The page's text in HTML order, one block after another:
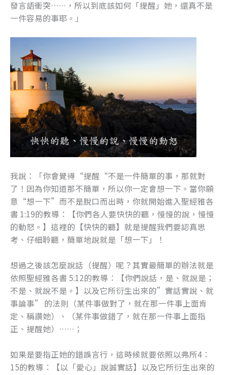
發言語衝突……，所以到底該如何「提醒」她，還真不是
一件容易的事耶。」
我說：「你會覺得“提醒“不是一件簡單的事，那就對
了！因為你知道那不簡單，所以你一定會想一下。當你願
意“想一下”而不是脫口而出時，你就開始進入聖經雅各
書 1:19的教導：【你們各人要快快的聽，慢慢的說，慢慢
的動怒。】這裡的【快快的聽】就是提醒我們要認真思
考、仔細聆聽，簡單地說就是「想一下」！
想過之後該怎麼說話（提醒）呢？其實最簡單的辦法就是
依照聖經雅各書 5:12的教導：【你們說話，是、就說是；
不是、就說不是。】以及它所衍生出來的”實話實說、就
事論事” 的法則（某件事做對了，就在那一件事上面肯
定、稱讚她）、（某件事做錯了，就在那一件事上面指
正、提醒她）……；
如果是要指正她的錯誤言行，這時候就要依照以弗所4：
15的教導：【以「愛心」說誠實話】以及它所衍生出來的